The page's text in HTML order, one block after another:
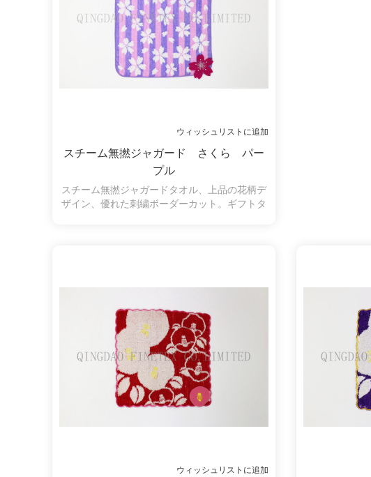
ウィッシュリストに追加
スチーム無撚ジャガード さくら パー
プル
スチーム無撚ジャガードタオル、上品の花柄デ
ザイン、優れた刺繍ボーダーカット。ギフトタ
ウィッシュリストに追加